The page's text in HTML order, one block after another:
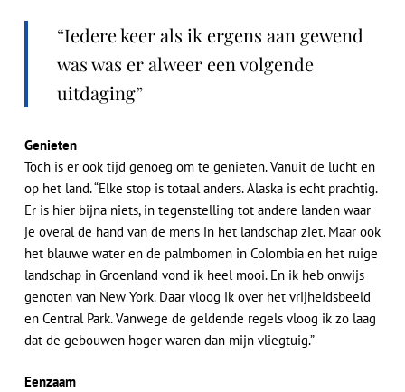
“Iedere keer als ik ergens aan gewend
was was er alweer een volgende
uitdaging”
Genieten
Toch is er ook tijd genoeg om te genieten. Vanuit de lucht en
op het land. “Elke stop is totaal anders. Alaska is echt prachtig.
Er is hier bijna niets, in tegenstelling tot andere landen waar
je overal de hand van de mens in het landschap ziet. Maar ook
het blauwe water en de palmbomen in Colombia en het ruige
landschap in Groenland vond ik heel mooi. En ik heb onwijs
genoten van New York. Daar vloog ik over het vrijheidsbeeld
en Central Park. Vanwege de geldende regels vloog ik zo laag
dat de gebouwen hoger waren dan mijn vliegtuig.”
Eenzaam